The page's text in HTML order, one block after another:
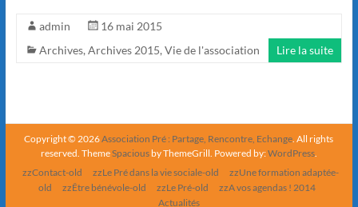
admin
16 mai 2015
Archives, Archives 2015, Vie de l'association Lire la suite
Copyright © 2026Association Pré : Partage, Rencontre, Echange. All rights
reserved. ThemeSpaciousby ThemeGrill. Powered by:WordPress.
zzContact-old
zzLe Pré dans la vie sociale-old
zzUne formation adaptée-
old
zzÊtre bénévole-old zzLe Pré-old
zzA vos agendas ! 2014
Actualités